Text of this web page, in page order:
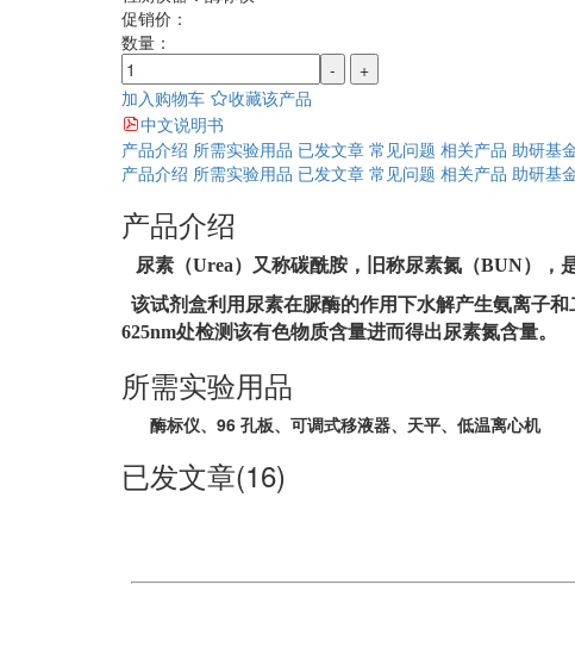
促销价：
数量：
-
+
加入购物车
收藏该产品
中文说明书
产品介绍 所需实验用品 已发文章 常见问题 相关产品 助研基
产品介绍 所需实验用品 已发文章 常见问题 相关产品 助研基
产品介绍
尿素（Urea）又称碳酰胺，旧称尿素氮（BUN）
，
该试剂盒利用 尿素在脲酶的作用下水解产生氨离子
625nm处检测该有色物质含量进而得出尿素氮含量。
所需实验用品
酶标仪、96 孔板、可调式移液器、天平、低温离心机
已发文章(16)